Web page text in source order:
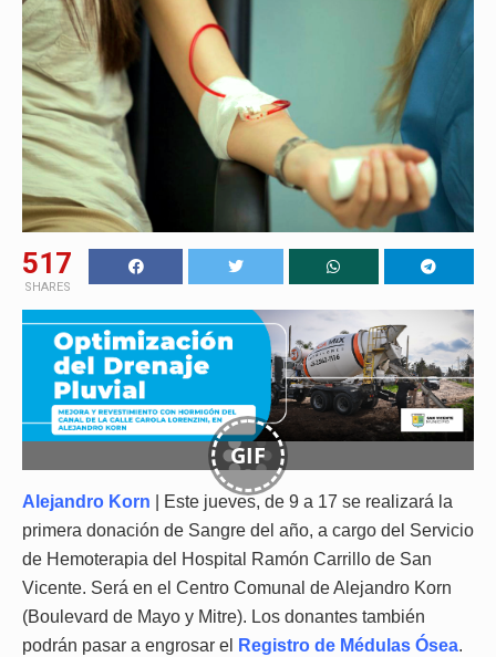
517
SHARES
GIF
Alejandro Korn
| Este jueves, de 9 a 17 se realizará la
primera donación de Sangre del año, a cargo del Servicio
de Hemoterapia del Hospital Ramón Carrillo de San
Vicente. Será en el Centro Comunal de Alejandro Korn
(Boulevard de Mayo y Mitre). Los donantes también
podrán pasar a engrosar el
Registro de Médulas Ósea.